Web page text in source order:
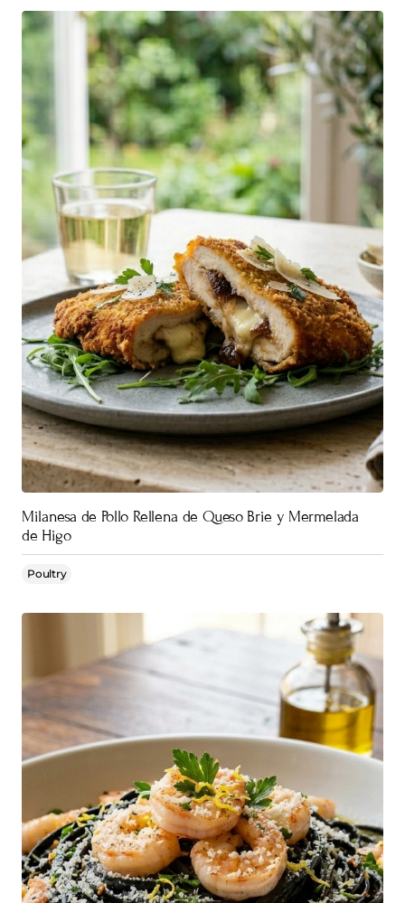
Milanesa de Pollo Rellena de Queso Brie y Mermelada
de Higo
Poultry